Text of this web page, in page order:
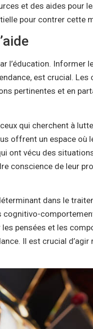
et des aides pour
pour contrer cette
l’éducation. Informer
est crucial.
pertinentes et en
qui cherchent à
offrent un espace où
ont vécu des
conscience de leur
dans le
pensées et les
Il est crucial